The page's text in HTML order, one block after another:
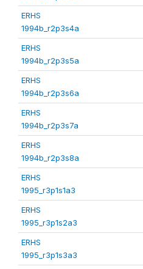
ERHS
1994b_r2p3s4a
ERHS
1994b_r2p3s5a
ERHS
1994b_r2p3s6a
ERHS
1994b_r2p3s7a
ERHS
1994b_r2p3s8a
ERHS
1995_r3p1s1a3
ERHS
1995_r3p1s2a3
ERHS
1995_r3p1s3a3